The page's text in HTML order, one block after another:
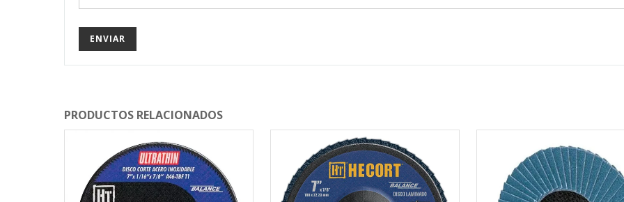
PRODUCTOS RELACIONADOS